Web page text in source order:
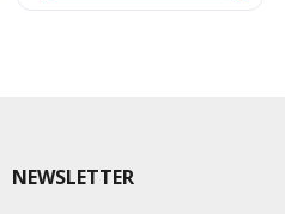
NEWSLETTER